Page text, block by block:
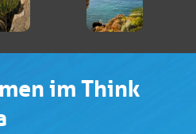
im Think